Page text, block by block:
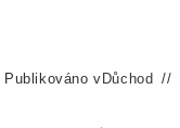
Publikováno v Důchod